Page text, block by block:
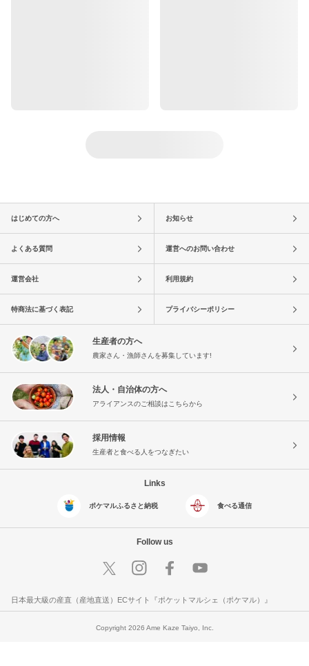
はじめての方へ お知らせ
よくある質問 運営へのお問い合わせ
運営会社 利用規約
特商法に基づく表記 プライバシーポリシー
生産者の方へ
農家さん・漁師さんを募集しています!
法人・自治体の方へ
アライアンスのご相談はこちらから
採用情報
生産者と食べる人をつなぎたい
Links
ポケマルふるさと納税 食べる通信
Follow us
日本最大級の産直（産地直送）ECサイト『ポケットマルシェ（ポケマル）』
Copyright 2026 Ame Kaze Taiyo, Inc.